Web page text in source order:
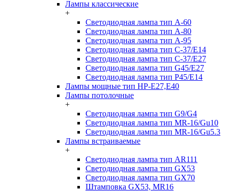
Лампы классические
+
Светодиодная лампа тип A-60
Светодиодная лампа тип A-80
Светодиодная лампа тип A-95
Светодиодная лампа тип C-37/Е14
Светодиодная лампа тип C-37/Е27
Светодиодная лампа тип G45/E27
Светодиодная лампа тип P45/E14
Лампы мощные тип HP-E27,E40
Лампы потолочные
+
Светодиодная лампа тип G9/G4
Светодиодная лампа тип MR-16/Gu10
Светодиодная лампа тип MR-16/Gu5.3
Лампы встраиваемые
+
Светодиодная лампа тип AR111
Светодиодная лампа тип GX53
Светодиодная лампа тип GX70
Штамповка GX53, MR16